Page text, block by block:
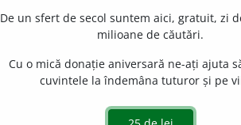
rindeaua netezește scîndurile.Mîngîĭ
De un sfert de secol suntem aici, gratuit, zi
milioane de căutări.
Cu o mică donație aniversară ne-ați ajuta
cuvintele la îndemâna tuturor și pe